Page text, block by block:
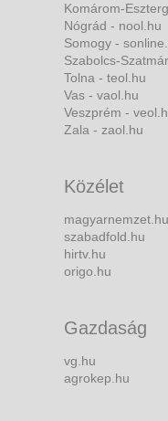
Komárom-
Nógrád - nool.hu
Somogy -
Szabolcs-
Tolna - teol.hu
Vas - vaol.hu
Veszprém -
Zala - zaol.hu
Közélet
magyarnemzet.hu
szabadfold.hu
hirtv.hu
origo.hu
Gazdaság
vg.hu
agrokep.hu